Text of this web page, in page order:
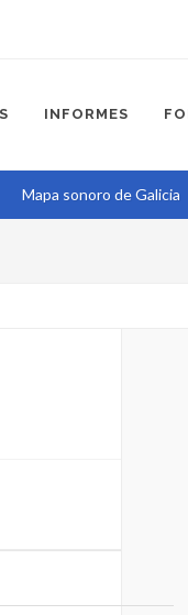
INFORMES
Mapa sonoro de Galicia